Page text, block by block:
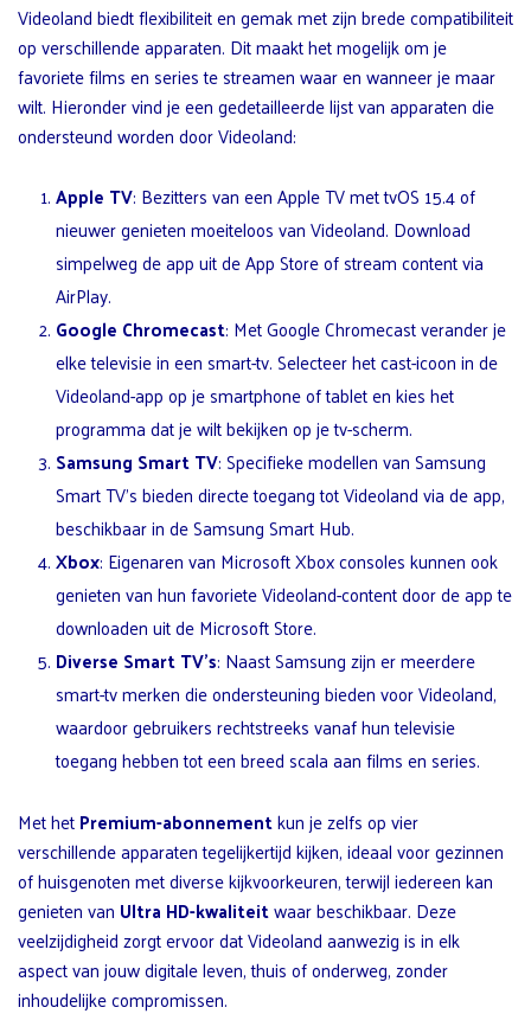
Videoland biedt flexibiliteit en gemak met zijn brede compatibiliteit
op verschillende apparaten. Dit maakt het mogelijk om je
favoriete films en series te streamen waar en wanneer je maar
wilt. Hieronder vind je een gedetailleerde lijst van apparaten die
ondersteund worden door Videoland:
Apple TV: Bezitters van een Apple TV met tvOS 15.4 of
nieuwer genieten moeiteloos van Videoland. Download
simpelweg de app uit de App Store of stream content via
AirPlay.
Google Chromecast: Met Google Chromecast verander je
elke televisie in een smart-tv. Selecteer het cast-icoon in de
Videoland-app op je smartphone of tablet en kies het
programma dat je wilt bekijken op je tv-scherm.
Samsung Smart TV: Specifieke modellen van Samsung
Smart TV’s bieden directe toegang tot Videoland via de app,
beschikbaar in de Samsung Smart Hub.
Xbox: Eigenaren van Microsoft Xbox consoles kunnen ook
genieten van hun favoriete Videoland-content door de app te
downloaden uit de Microsoft Store.
Diverse Smart TV’s: Naast Samsung zijn er meerdere
smart-tv merken die ondersteuning bieden voor Videoland,
waardoor gebruikers rechtstreeks vanaf hun televisie
toegang hebben tot een breed scala aan films en series.
Met hetPremium-abonnementkun je zelfs op vier
verschillende apparaten tegelijkertijd kijken, ideaal voor gezinnen
of huisgenoten met diverse kijkvoorkeuren, terwijl iedereen kan
genieten van Ultra HD-kwaliteitwaar beschikbaar. Deze
veelzijdigheid zorgt ervoor dat Videoland aanwezig is in elk
aspect van jouw digitale leven, thuis of onderweg, zonder
inhoudelijke compromissen.